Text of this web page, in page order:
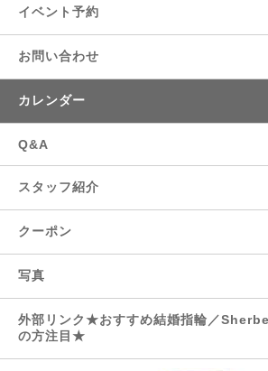
イベント予約
お問い合わせ
カレンダー
Q&A
スタッフ紹介
クーポン
写真
外部リンク★おすすめ結婚指輪／
の方注目★